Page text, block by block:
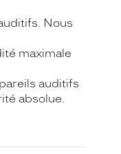
Nous
maximale
auditifs
absolue.